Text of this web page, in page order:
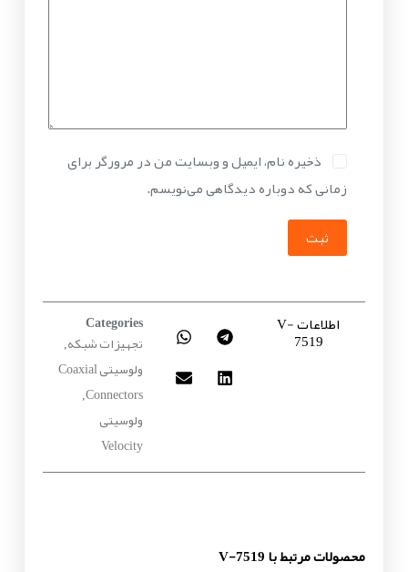
ذخیره نام، ایمیل و وبسایت من در مرورگر برای
زمانی که دوباره دیدگاهی می‌نویسم.
ثبت
اطلاعات V-
7519
Categories
تجهیزات شبکه,
ولوسیتی Coaxial
Connectors
,
ولوسیتی
Velocity
محصولات مرتبط با V-7519